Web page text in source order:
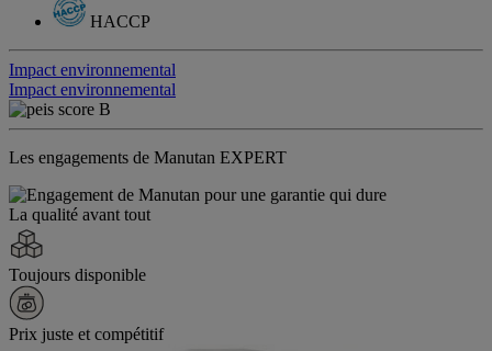
HACCP
Impact environnemental
Impact environnemental
Les engagements de Manutan EXPERT
La qualité avant tout
Toujours disponible
Prix juste et compétitif